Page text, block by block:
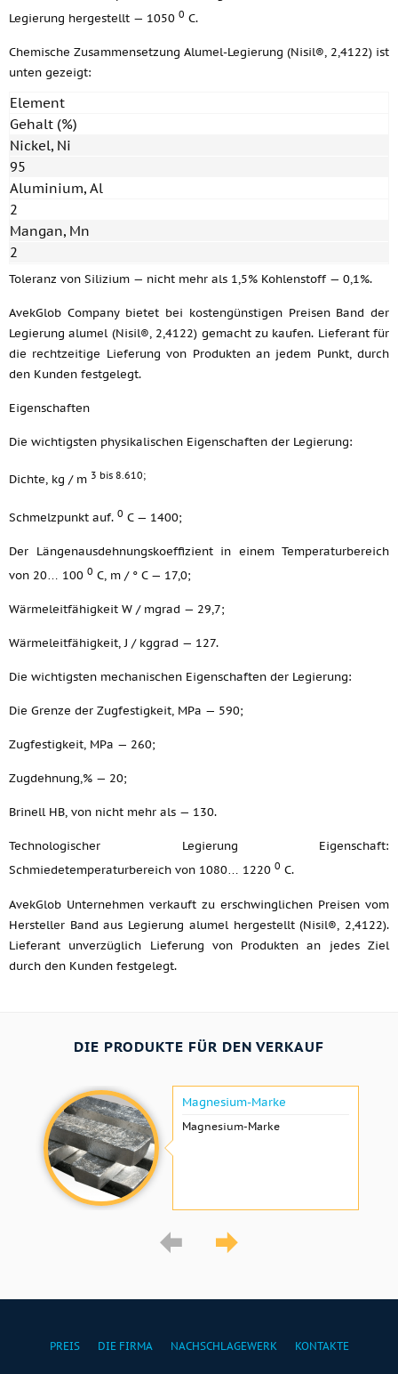
Legierung hergestellt — 1050 0 C.
Chemische Zusammensetzung Alumel-Legierung (Nisil®, 2,4122) ist
unten gezeigt:
Element
Gehalt (%)
Nickel, Ni
95
Aluminium, Al
2
Mangan, Mn
2
Toleranz von Silizium — nicht mehr als 1,5% Kohlenstoff — 0,1%.
AvekGlob Company bietet bei kostengünstigen Preisen Band der
Legierung alumel (Nisil®, 2,4122) gemacht zu kaufen. Lieferant für
die rechtzeitige Lieferung von Produkten an jedem Punkt, durch
den Kunden festgelegt.
Eigenschaften
Die wichtigsten physikalischen Eigenschaften der Legierung:
Dichte, kg / m 3 bis 8.610;
Schmelzpunkt auf. 0 C — 1400;
Der Längenausdehnungskoeffizient in einem Temperaturbereich
von 20… 100 0 C, m / ° C — 17,0;
Wärmeleitfähigkeit W / mgrad — 29,7;
Wärmeleitfähigkeit, J / kggrad — 127.
Die wichtigsten mechanischen Eigenschaften der Legierung:
Die Grenze der Zugfestigkeit, MPa — 590;
Zugfestigkeit, MPa — 260;
Zugdehnung,% — 20;
Brinell HB, von nicht mehr als — 130.
Technologischer Legierung Eigenschaft:
Schmiedetemperaturbereich von 1080… 1220 0 C.
AvekGlob Unternehmen verkauft zu erschwinglichen Preisen vom
Hersteller Band aus Legierung alumel hergestellt (Nisil®, 2,4122).
Lieferant unverzüglich Lieferung von Produkten an jedes Ziel
durch den Kunden festgelegt.
DIE PRODUKTE FÜR DEN VERKAUF
Magnesium-Marke
Magnesium-Marke
PREIS DIE FIRMA NACHSCHLAGEWERK KONTAKTE